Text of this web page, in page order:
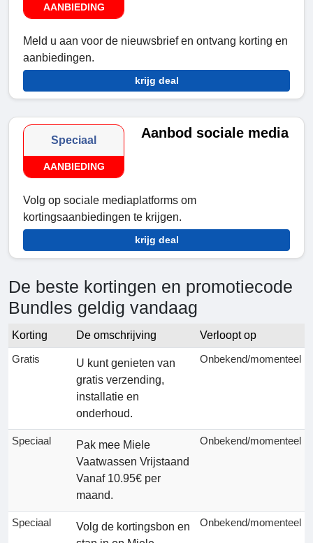
AANBIEDING
Meld u aan voor de nieuwsbrief en ontvang korting en
aanbiedingen.
krijg deal
Speciaal
AANBIEDING
Aanbod sociale media
Volg op sociale mediaplatforms om
kortingsaanbiedingen te krijgen.
krijg deal
De beste kortingen en promotiecode
Bundles geldig vandaag
Korting De omschrijving
Verloopt op
Gratis
U kunt genieten van
gratis verzending,
installatie en
onderhoud.
Onbekend/momenteel
Speciaal
Pak mee Miele
Vaatwassen Vrijstaand
Vanaf 10.95€ per
maand.
Onbekend/momenteel
Speciaal
Volg de kortingsbon en
Onbekend/momenteel